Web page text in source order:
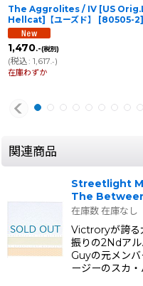
The Aggrolites / IV [US
Hellcat]【ユーズド】
[80505-2]
1,470.-(税別)
(税込: 1,617 .-)
在庫わずか
関連商品
Streetlight
The
在庫数 在庫なし
Victroryが誇る
振りの2Ndア
Guyの元メンバ
ージーのスカ